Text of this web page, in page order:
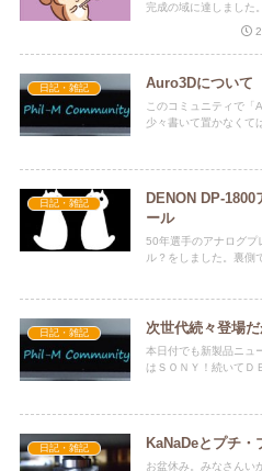
完成の域に達しました
日記・雑記 Auro3Dについて
このコミュニティで「
少々書いて置かなくて
日記・雑記
DENON DP-
ール
50年選手のアナログプ
ル？をしました。裏側
日記・雑記 次世代続々登場だ
本日付でも新製品ニ
はＳＯＮＹ！続いてＤ
日記・雑記 KaNaDeとプチ
お盆休み。みなさんい